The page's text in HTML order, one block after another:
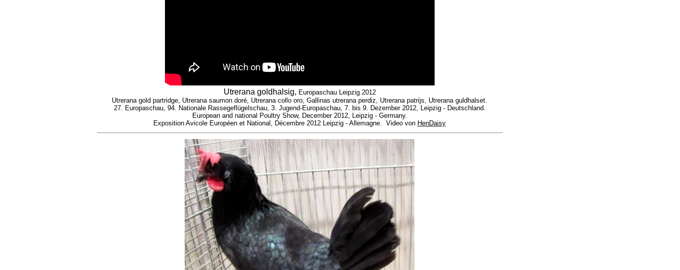
Utrerana goldhalsig, Europaschau Leipzig 2012
Utrerana gold partridge, Utrerana saumon doré, Utrerana collo oro, Gallinas utrerana perdiz, Utrerana patrijs, Utrerana guldhalset.
27. Europaschau, 94. Nationale Rassegeflügelschau, 3. Jugend-Europaschau, 7. bis 9. Dezember 2012, Leipzig - Deutschland.
European and national Poultry Show, December 2012, Leipzig - Germany.
Exposition Avicole Européen et National, Décembre 2012 Leipzig - Allemagne. Video von HenDaisy